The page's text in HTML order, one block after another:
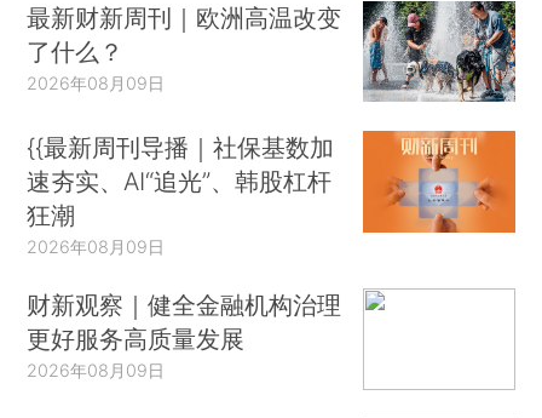
最新财新周刊｜欧洲高温改变
了什么？
2026年08月09日
{{最新周刊导播｜社保基数加
速夯实、AI“追光”、韩股杠杆
狂潮
2026年08月09日
财新观察｜健全金融机构治理
更好服务高质量发展
2026年08月09日